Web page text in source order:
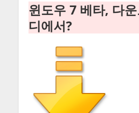
윈도우 7 베타, 다
디에서?